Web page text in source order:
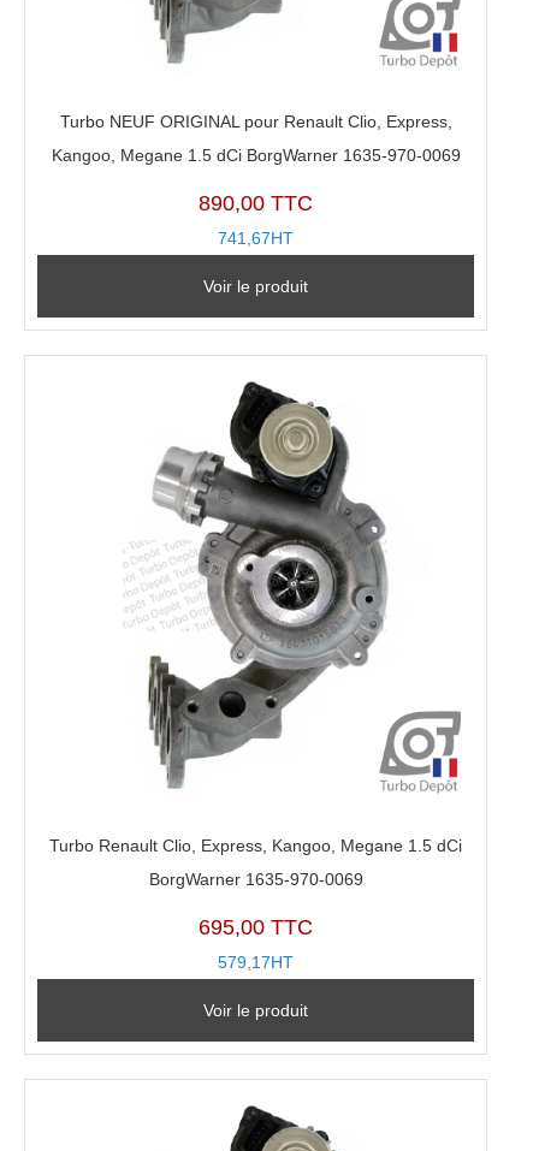
Turbo NEUF ORIGINAL pour Renault Clio, Express,
Kangoo, Megane 1.5 dCi BorgWarner 1635-970-0069
890,00 TTC
741,67HT
Voir le produit
Turbo Renault Clio, Express, Kangoo, Megane 1.5 dCi
BorgWarner 1635-970-0069
695,00 TTC
579,17HT
Voir le produit